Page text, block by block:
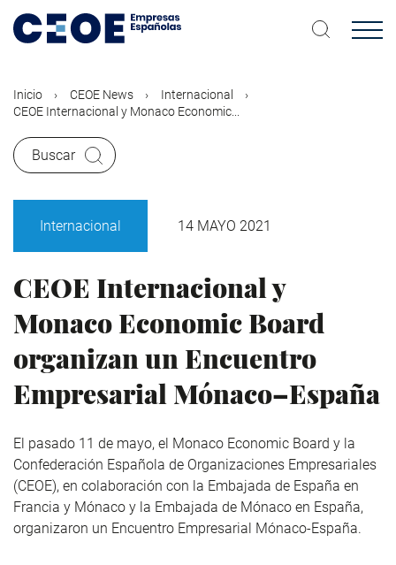
contenido
Inicio CEOE News
Internacional
CEOE Internacional y Monaco Economic...
Buscar
Internacional 14 MAYO 2021
CEOE Internacional y
Monaco Economic Board
organizan un Encuentro
Empresarial Mónaco–España
El pasado 11 de mayo, el Monaco Economic Board y la
Confederación Española de Organizaciones Empresariales
(CEOE), en colaboración con la Embajada de España en
Francia y Mónaco y la Embajada de Mónaco en España,
organizaron un Encuentro Empresarial Mónaco-España.